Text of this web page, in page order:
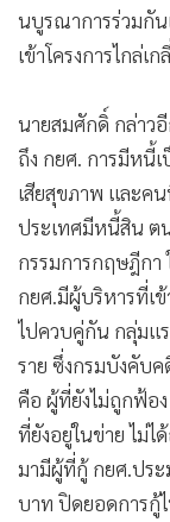
นบูรณาการร่วมกั
เข้าโครงการไกล่เก
นายสมศักดิ์ กล่าว
ถึง กยศ. การมีหนี้
เสียสุขภาพ และค
ประเทศมีหนี้สิน ต
กรรมการกฤษฎีกา
กยศ.มีผู้บริหารที่เ
ไปควบคู่กัน กลุ่มแ
ราย ซึ่งกรมบังคับ
คือ ผู้ที่ยังไม่ถูกฟ้อ
ที่ยังอยู่ในข่าย ไม่ไ
มามีผู้ที่กู้ กยศ.ประ
บาท ปิดยอดการกู้ไ